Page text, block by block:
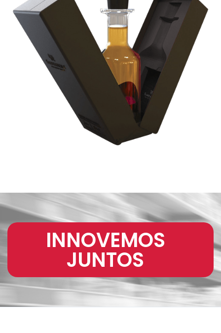
INNOVEMOS
JUNTOS